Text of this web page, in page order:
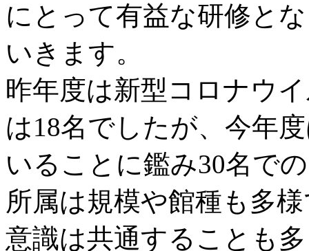
にとって有益な研修と
いきます。
昨年度は新型コロナウ
は18名でしたが、今年
いることに鑑み30名で
所属は規模や館種も多
意識は共通することも